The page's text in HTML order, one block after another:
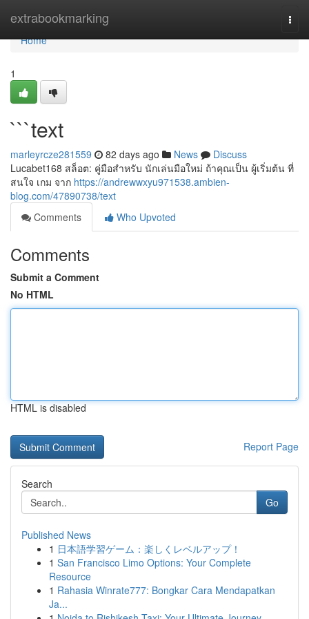
extrabookmarking
Home
Home
1
```text
marleyrcze281559 82 days ago News
Discuss
Lucabet168 สล็อต: คู่มือสำหรับ นักเล่นมือใหม่ ถ้าคุณเป็น ผู้เริ่มต้น ที่
สนใจ เกม จาก https://andrewwxyu971538.ambien-
blog.com/47890738/text
Comments
Who Upvoted
Comments
Submit a Comment
No HTML
HTML is disabled
Report Page
Search
Go
Published News
1 日本語学習ゲーム：楽しくレベルアップ！
1 San Francisco Limo Options: Your Complete
Resource
1 Rahasia Winrate777: Bongkar Cara Mendapatkan
Ja...